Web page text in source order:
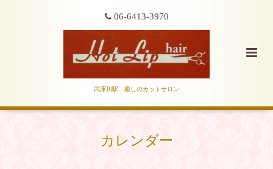
06-6413-3970
武庫川駅 癒しのカットサロン
カレンダー